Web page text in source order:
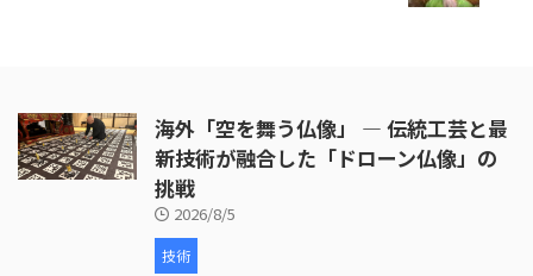
海外「空を舞う仏像」 ― 伝統工芸と最
新技術が融合した「ドローン仏像」の
挑戦
2026/8/5
技術